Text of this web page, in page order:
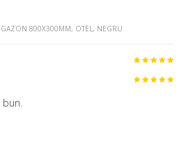
GAZON 800X300MM, OTEL, NEGRU